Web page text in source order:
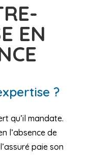
EN
?
qu’il mandate.
l’absence de
paie son